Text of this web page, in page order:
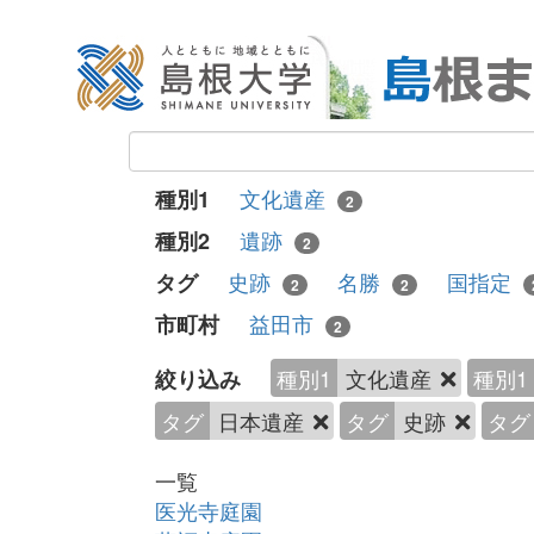
種別1 文化遺産 2
種別2 遺跡 2
タグ 史跡 2 名勝 2 国指定
市町村 益田市 2
絞り込み 種別1 文化遺産
種別1
タグ 日本遺産 タグ 史跡
タグ
一覧
医光寺庭園